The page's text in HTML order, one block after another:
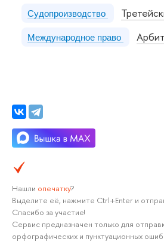
Судопроизводство
Международное право
Нашли опечатку?
Выделите её, нажмите Ctrl+Enter и
Спасибо за участие!
Сервис предназначен только для
орфографических и пунктуационных